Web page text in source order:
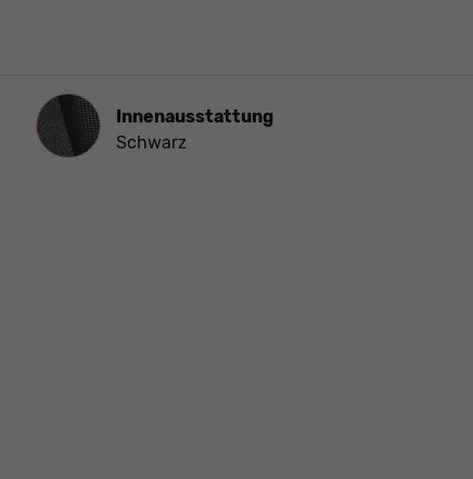
Innenausstattung
Innenausstattung
Schwarz